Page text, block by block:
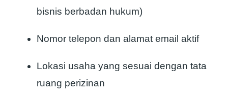
bisnis berbadan hukum)
Nomor telepon dan alamat email aktif
Lokasi usaha yang sesuai dengan tata
ruang perizinan